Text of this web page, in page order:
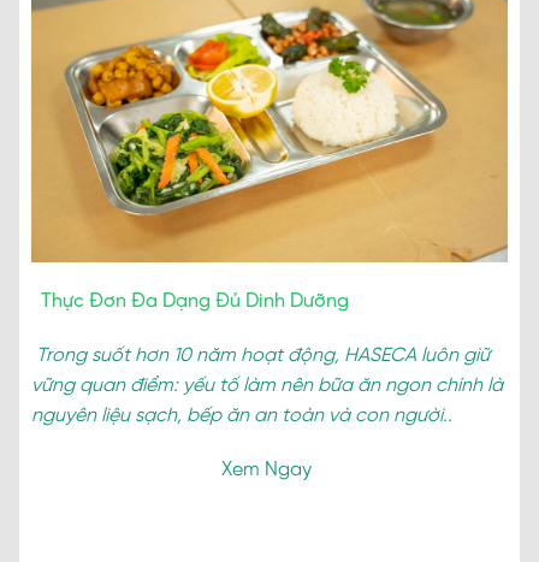
Thực Đơn Đa Dạng Đủ Dinh Dưỡng
Trong suốt hơn 10 năm hoạt động, HASECA luôn giữ
vững quan điểm: yếu tố làm nên bữa ăn ngon chính là
nguyên liệu sạch, bếp ăn an toàn và con người..
Xem Ngay